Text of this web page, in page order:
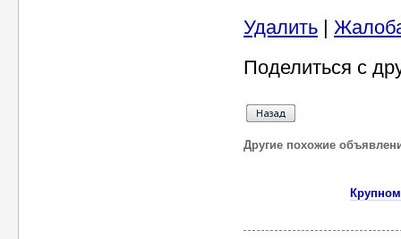
Удалить |
Поделиться с
Другие похожие